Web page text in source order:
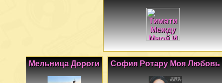
София Ротару Моя Любовь
Мельница Дороги